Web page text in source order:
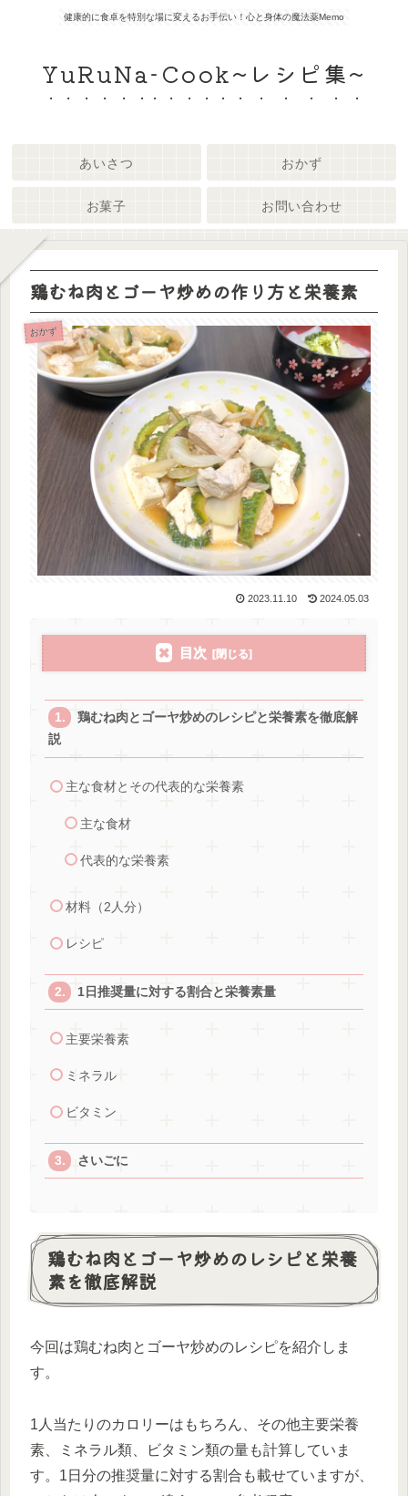
健康的に食卓を特別な場に変えるお手伝い！心と身体の魔法薬Memo
YuRuNa-Cook~レシピ集~
あいさつ おかず
お菓子 お問い合わせ
鶏むね肉とゴーヤ炒めの作り方と栄養素
おかず
2023.11.10 2024.05.03
目次
鶏むね肉とゴーヤ炒めのレシピと栄養素を徹底解
説
主な食材とその代表的な栄養素
主な食材
代表的な栄養素
材料（2人分）
レシピ
1日推奨量に対する割合と栄養素量
主要栄養素
ミネラル
ビタミン
さいごに
鶏むね肉とゴーヤ炒めのレシピと栄養
素を徹底解説
今回は鶏むね肉とゴーヤ炒めのレシピを紹介しま
す。
1人当たりのカロリーはもちろん、その他主要栄養
素、ミネラル類、ビタミン類の量も計算していま
す。1日分の推奨量に対する割合も載せていますが、